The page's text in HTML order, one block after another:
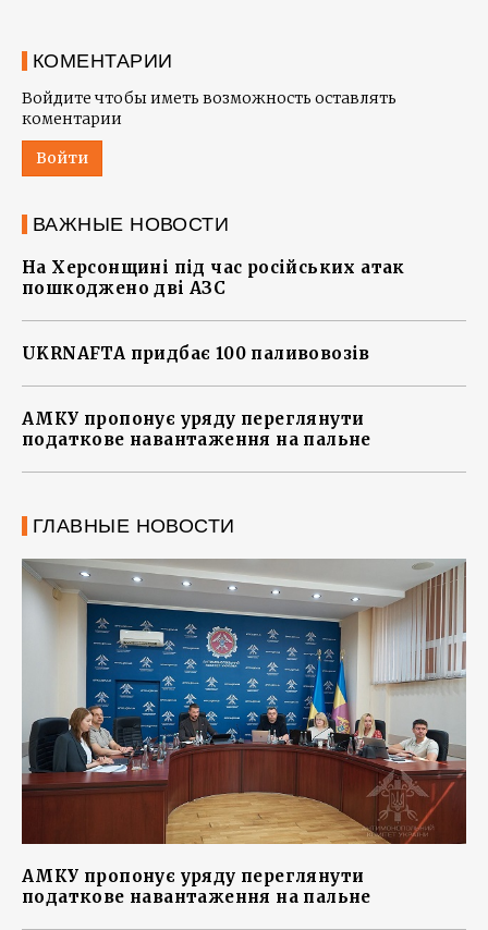
КОМЕНТАРИИ
Войдите чтобы иметь возможность оставлять
коментарии
Войти
ВАЖНЫЕ НОВОСТИ
На Херсонщині під час російських атак
пошкоджено дві АЗС
UKRNAFTA придбає 100 паливовозів
АМКУ пропонує уряду переглянути
податкове навантаження на пальне
ГЛАВНЫЕ НОВОСТИ
АМКУ пропонує уряду переглянути
податкове навантаження на пальне